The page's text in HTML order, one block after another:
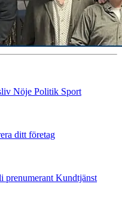
Nöje Politik Sport
ditt företag
prenumerant Kundtjänst